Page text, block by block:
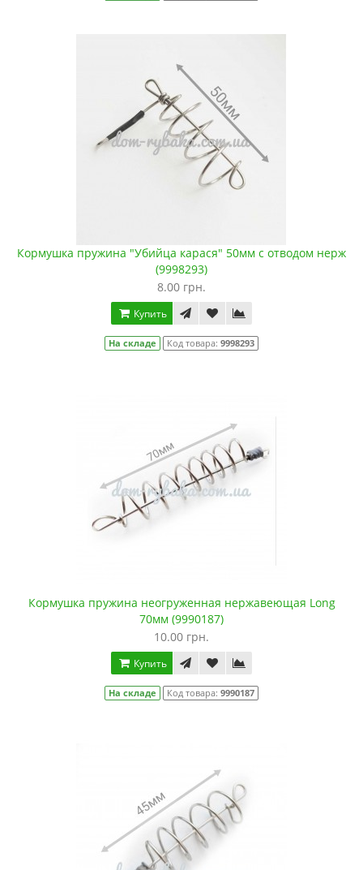
Кормушка пружина "Убийца карася" 50мм с отводом нерж
(9998293)
8.00 грн.
Купить
На складе Код товара: 9998293
Кормушка пружина неогруженная нержавеющая Long
70мм (9990187)
10.00 грн.
Купить
На складе Код товара: 9990187